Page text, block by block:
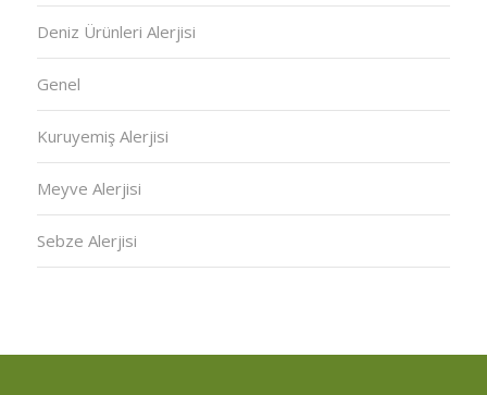
Deniz Ürünleri Alerjisi
Genel
Kuruyemiş Alerjisi
Meyve Alerjisi
Sebze Alerjisi